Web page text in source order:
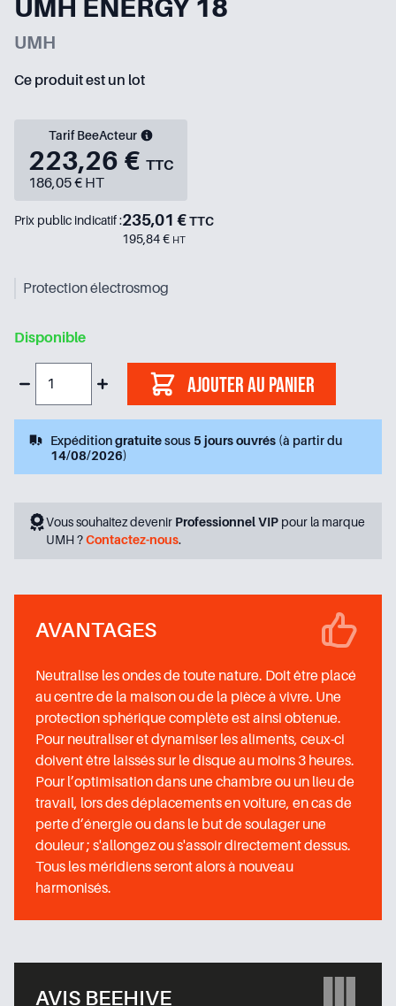
UMH ENERGY 18
UMH
Ce produit est un lot
Tarif BeeActeur
223,26 € TTC
186,05 € HT
Prix public indicatif :235,01 €TTC
195,84 € HT
Protection électrosmog
Disponible
Ajouter au panier
Expéditiongratuitesous 5 jours ouvrés (à partir du
14/08/2026)
Vous souhaitez devenir Professionnel VIP pour la marque
UMH ?Contactez-nous.
AVANTAGES
Neutralise les ondes de toute nature. Doit être placé
au centre de la maison ou de la pièce à vivre. Une
protection sphérique complète est ainsi obtenue.
Pour neutraliser et dynamiser les aliments, ceux-ci
doivent être laissés sur le disque au moins 3 heures.
Pour l’optimisation dans une chambre ou un lieu de
travail, lors des déplacements en voiture, en cas de
perte d’énergie ou dans le but de soulager une
douleur ; s'allongez ou s'assoir directement dessus.
Tous les méridiens seront alors à nouveau
harmonisés.
AVIS BEEHIVE